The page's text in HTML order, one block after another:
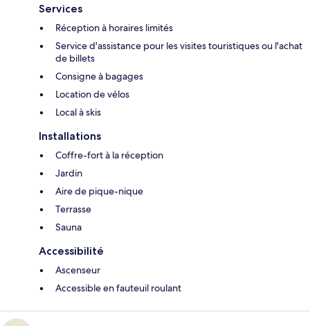
Services
Réception à horaires limités
Service d'assistance pour les visites touristiques ou l'achat
de billets
Consigne à bagages
Location de vélos
Local à skis
Installations
Coffre-fort à la réception
Jardin
Aire de pique-nique
Terrasse
Sauna
Accessibilité
Ascenseur
Accessible en fauteuil roulant